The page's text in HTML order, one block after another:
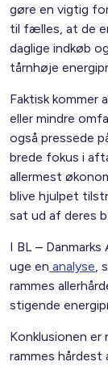
gøre en vigtig
til fælles, at de
daglige indkøb
tårnhøje
Faktisk
eller mindre
også pressede
brede fokus i
allermest
blive hjulpet
sat ud af deres
I BL –
uge en analyse ,
rammes
stigende
Konklusionen er
rammes